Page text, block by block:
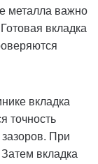
металла важно
вкладка
вкладка
точность
При
вкладка